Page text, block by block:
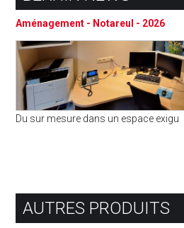
Aménagement - Notareul - 2026
Du sur mesure dans un espace exigu
AUTRES PRODUITS